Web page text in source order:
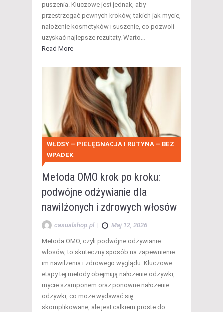
puszenia. Kluczowe jest jednak, aby
przestrzegać pewnych kroków, takich jak mycie,
nałożenie kosmetyków i suszenie, co pozwoli
uzyskać najlepsze rezultaty. Warto…
Read More
WŁOSY – PIELĘGNACJA I RUTYNA – BEZ
WPADEK
Metoda OMO krok po kroku:
podwójne odżywianie dla
nawilżonych i zdrowych włosów
casualshop.pl | Maj 12, 2026
Metoda OMO, czyli podwójne odżywianie
włosów, to skuteczny sposób na zapewnienie
im nawilżenia i zdrowego wyglądu. Kluczowe
etapy tej metody obejmują nałożenie odżywki,
mycie szamponem oraz ponowne nałożenie
odżywki, co może wydawać się
skomplikowane, ale jest całkiem proste do